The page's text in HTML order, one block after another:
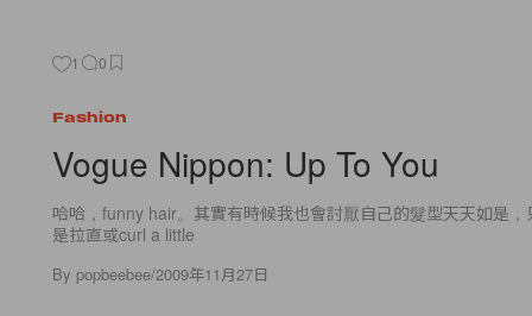
1 0
Fashion
Vogue Nippon: Up To You
哈哈，funny hair。其實有時候我也會討厭自己的髮型天天如是，
是拉直或curl a little
By popbeebee/2009年11月27日